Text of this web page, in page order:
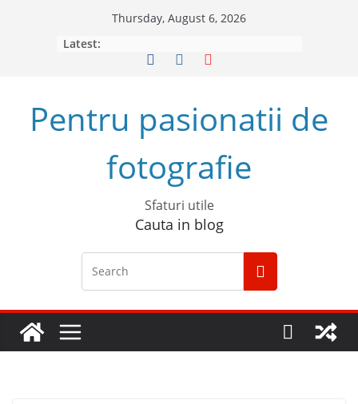
Thursday, August 6, 2026
Latest:
Pentru pasionatii de
fotografie
Sfaturi utile
Cauta in blog